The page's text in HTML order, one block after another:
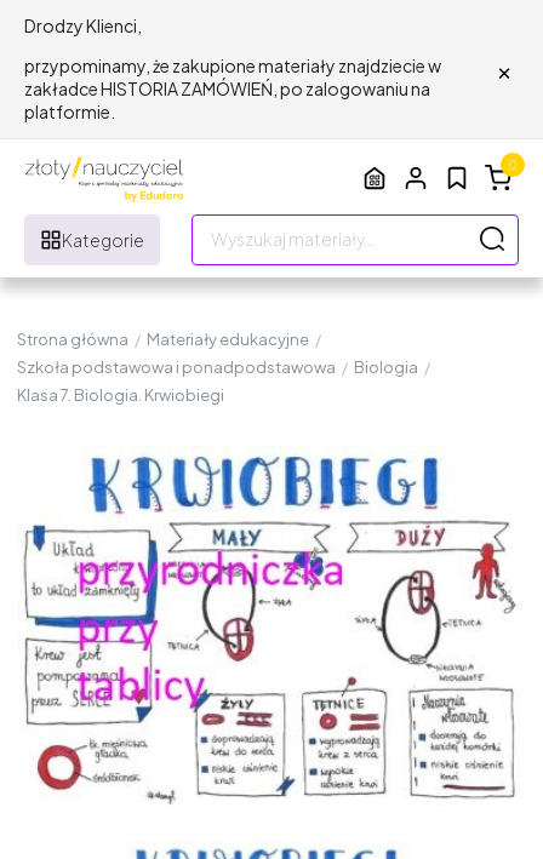
Drodzy Klienci,
przypominamy, że zakupione materiały znajdziecie w
zakładce HISTORIA ZAMÓWIEŃ, po zalogowaniu na
platformie.
×
Kategorie
0
Strona główna / Materiały edukacyjne /
Szkoła podstawowa i ponadpodstawowa / Biologia /
Klasa 7. Biologia. Krwiobiegi